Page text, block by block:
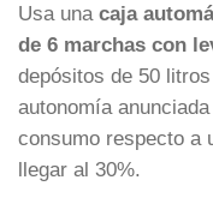
Usa una caja
de 6 marchas con
depósitos de 50
autonomía
consumo respecto a
llegar al 30%.